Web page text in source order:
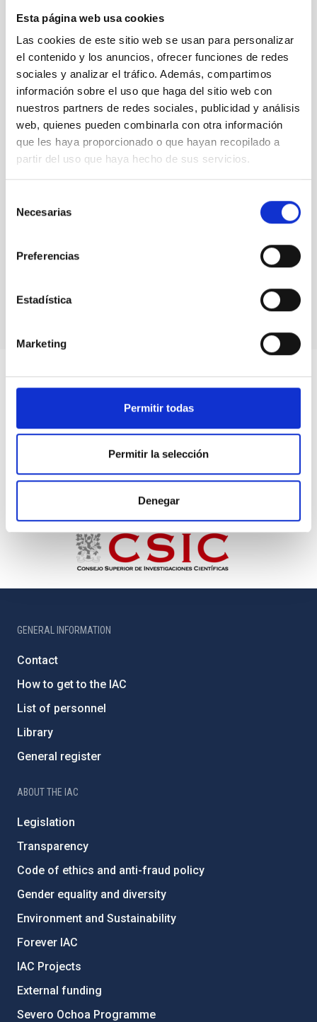
Esta página web usa cookies
Las cookies de este sitio web se usan para personalizar
el contenido y los anuncios, ofrecer funciones de redes
sociales y analizar el tráfico. Además, compartimos
información sobre el uso que haga del sitio web con
nuestros partners de redes sociales, publicidad y análisis
web, quienes pueden combinarla con otra información
que les haya proporcionado o que hayan recopilado a
partir del uso que haya hecho de sus servicios.
Necesarias
Preferencias
Estadística
Marketing
Permitir todas
Permitir la selección
Denegar
Ultra hot Jupiter - Artist's impression. 1
Actividades con niños y niñas saharauis en el MCC y
GENERAL INFORMATION
Contact
How to get to the IAC
List of personnel
Library
General register
ABOUT THE IAC
Legislation
Transparency
Code of ethics and anti-fraud policy
Gender equality and diversity
Environment and Sustainability
Forever IAC
IAC Projects
External funding
Severo Ochoa Programme